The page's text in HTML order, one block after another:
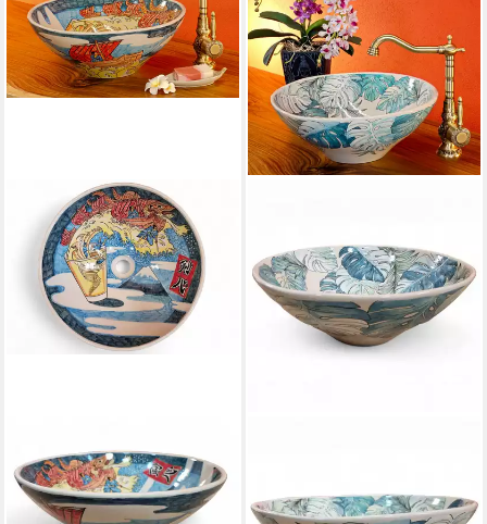
Aufsatzwaschbecken Keramik
Waschbecken OKINAWA II
399,99 €
Monsterablatt rund 41,5 cm